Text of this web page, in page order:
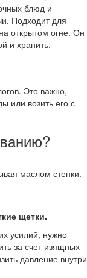
блюд и
Подходит для
открытом огне. Он
и хранить.
Это важно,
или возить его с
маслом стенки.
щетки.
усилий, нужно
за счет изящных
давление внутри